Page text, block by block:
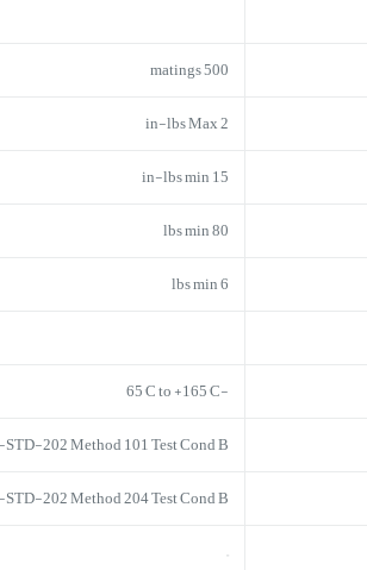
500 matings
2 in-lbs Max
15 in-lbs min
80 lbs min
6 lbs min
-65°C to +165°C
202 Method 101 Test Cond B
202 Method 204 Test Cond B
–